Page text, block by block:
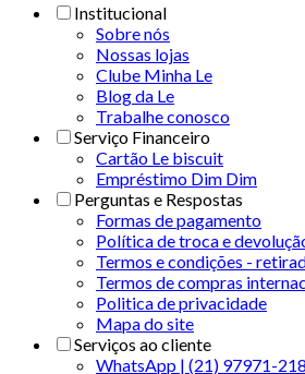
Institucional
Sobre nós
Nossas lojas
Clube Minha Le
Blog da Le
Trabalhe conosco
Serviço Financeiro
Cartão Le biscuit
Empréstimo Dim Dim
Perguntas e Respostas
Formas de pagamento
Política de troca e
Termos e condições -
Termos de compras
Politica de privacidade
Mapa do site
Serviços ao cliente
WhatsApp | (21) 97971-